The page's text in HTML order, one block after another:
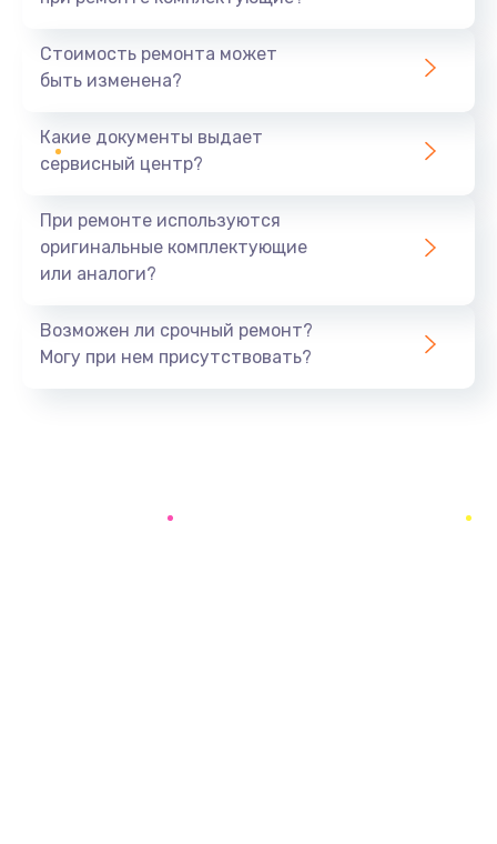
940 руб.
Замена шлейфа матрицы
Замена термопасты
Заказать
Стоимость ремонта может
быть изменена?
Какие документы выдает
сервисный центр?
При ремонте используются
оригинальные комплектующие
или аналоги?
Возможен ли срочный ремонт?
Могу при нем присутствовать?